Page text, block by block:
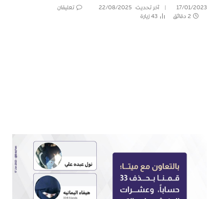
17/01/2023 آخر تحديث: 22/08/2025
تعليقان
2 دقائق
43زيارة